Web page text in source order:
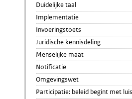
Duidelijke taal
Implementatie
Invoeringstoets
Juridische kennisdeling
Menselijke maat
Notificatie
Omgevingswet
Participatie: beleid begint met